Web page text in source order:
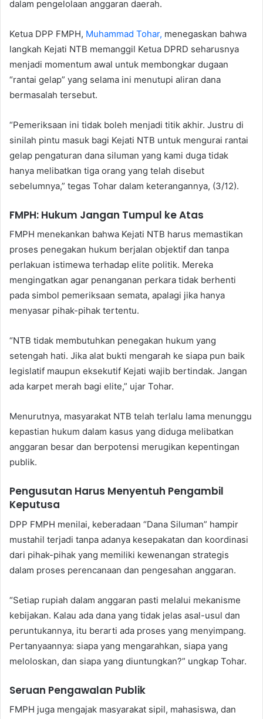
dalam pengelolaan anggaran daerah.
Ketua DPP FMPH, Muhammad Tohar, menegaskan bahwa
langkah Kejati NTB memanggil Ketua DPRD seharusnya
menjadi momentum awal untuk membongkar dugaan
“rantai gelap” yang selama ini menutupi aliran dana
bermasalah tersebut.
“Pemeriksaan ini tidak boleh menjadi titik akhir. Justru di
sinilah pintu masuk bagi Kejati NTB untuk mengurai rantai
gelap pengaturan dana siluman yang kami duga tidak
hanya melibatkan tiga orang yang telah disebut
sebelumnya,” tegas Tohar dalam keterangannya, (3/12).
FMPH: Hukum Jangan Tumpul ke Atas
FMPH menekankan bahwa Kejati NTB harus memastikan
proses penegakan hukum berjalan objektif dan tanpa
perlakuan istimewa terhadap elite politik. Mereka
mengingatkan agar penanganan perkara tidak berhenti
pada simbol pemeriksaan semata, apalagi jika hanya
menyasar pihak-pihak tertentu.
“NTB tidak membutuhkan penegakan hukum yang
setengah hati. Jika alat bukti mengarah ke siapa pun baik
legislatif maupun eksekutif Kejati wajib bertindak. Jangan
ada karpet merah bagi elite,” ujar Tohar.
Menurutnya, masyarakat NTB telah terlalu lama menunggu
kepastian hukum dalam kasus yang diduga melibatkan
anggaran besar dan berpotensi merugikan kepentingan
publik.
Pengusutan Harus Menyentuh Pengambil
Keputusa
DPP FMPH menilai, keberadaan “Dana Siluman” hampir
mustahil terjadi tanpa adanya kesepakatan dan koordinasi
dari pihak-pihak yang memiliki kewenangan strategis
dalam proses perencanaan dan pengesahan anggaran.
“Setiap rupiah dalam anggaran pasti melalui mekanisme
kebijakan. Kalau ada dana yang tidak jelas asal-usul dan
peruntukannya, itu berarti ada proses yang menyimpang.
Pertanyaannya: siapa yang mengarahkan, siapa yang
meloloskan, dan siapa yang diuntungkan?” ungkap Tohar.
Seruan Pengawalan Publik
FMPH juga mengajak masyarakat sipil, mahasiswa, dan